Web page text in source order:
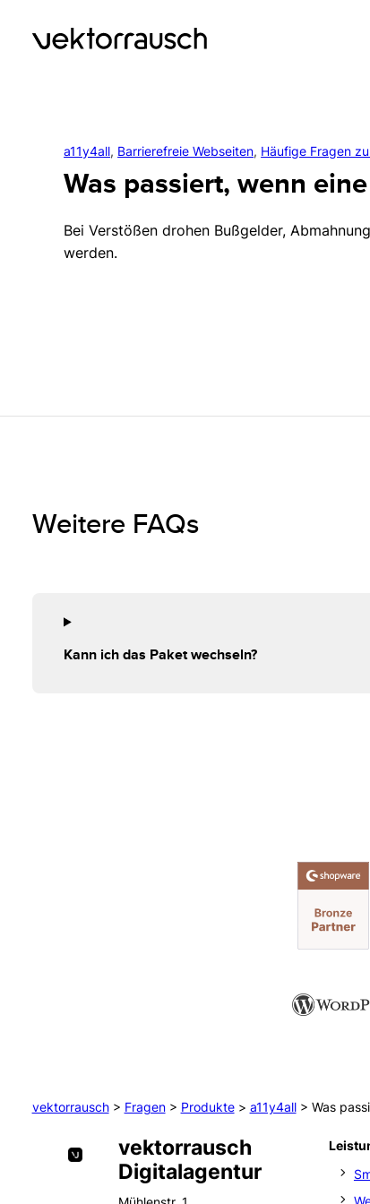
a11y4all, Barrierefreie Webseiten, Häufige Fragen
Was passiert, wenn
Bei Verstößen drohen Bußgelder,
werden.
Weitere FAQs
Kann ich das Paket wechseln?
vektorrausch> Fragen> Produkte> a11y4all> Was
vektorrausch
Digitalagentur